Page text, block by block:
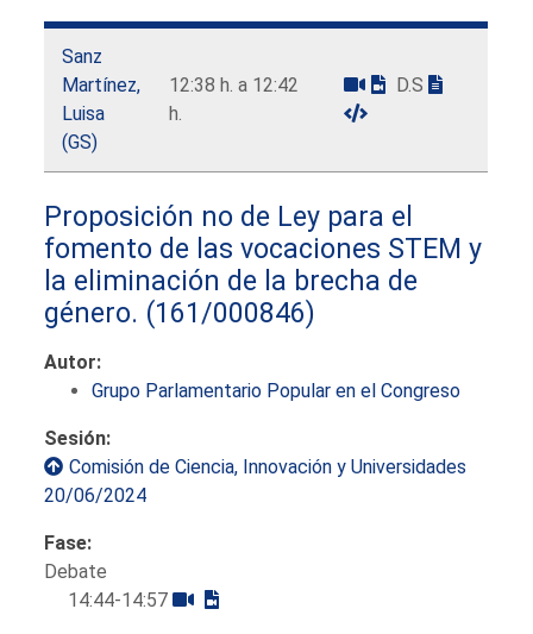
Sanz
Martínez,
Luisa
(GS)
12:38 h. a 12:42
h.
D.S
Proposición no de Ley para el
fomento de las vocaciones STEM y
la eliminación de la brecha de
género. (161/000846)
Autor:
Grupo Parlamentario Popular en el Congreso
Sesión:
Comisión de Ciencia, Innovación y Universidades
20/06/2024
Fase:
Debate
14:44-14:57